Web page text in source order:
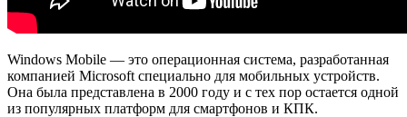
Windows Mobile — это операционная система, разработанная
компанией Microsoft специально для мобильных устройств.
Она была представлена в 2000 году и с тех пор остается одной
из популярных платформ для смартфонов и КПК.